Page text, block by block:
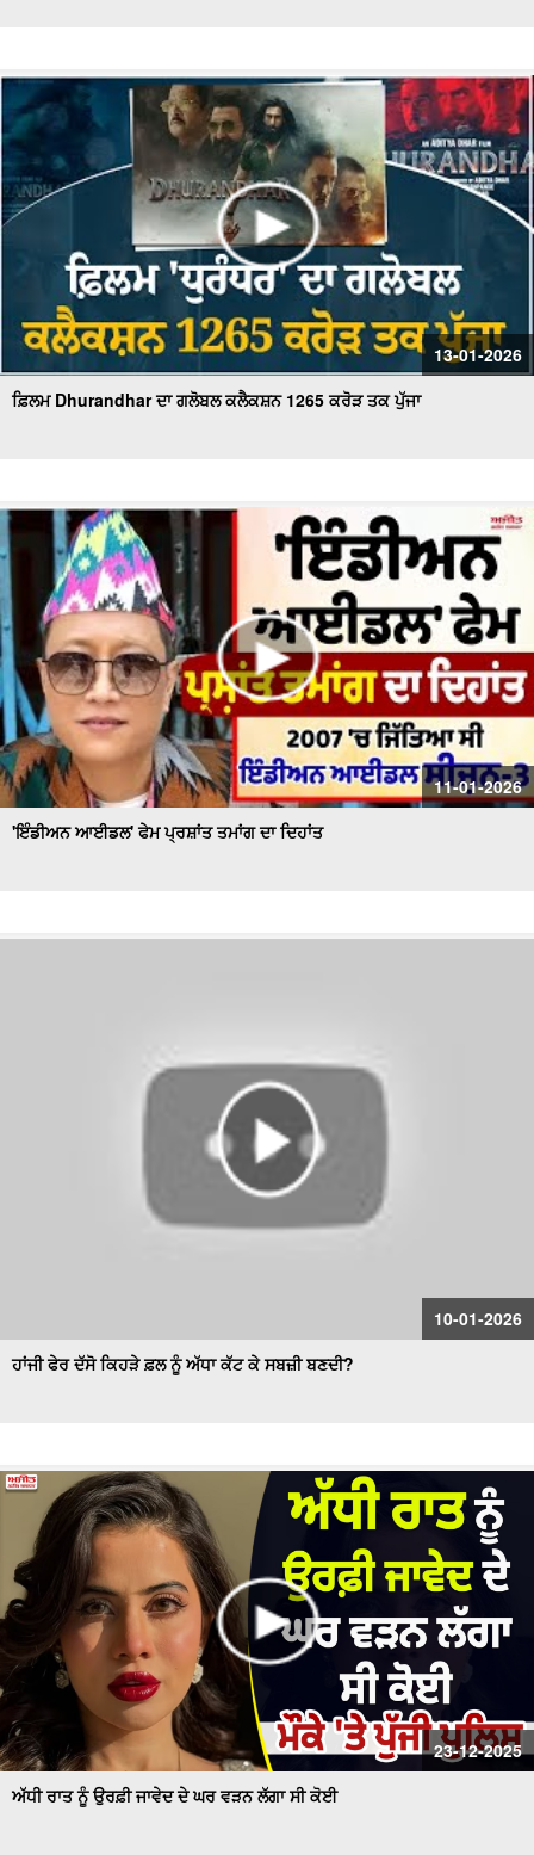
13-01-2026
ਫ਼ਿਲਮ Dhurandhar ਦਾ ਗਲੋਬਲ ਕਲੈਕਸ਼ਨ 1265 ਕਰੋੜ ਤਕ ਪੁੱਜਾ
11-01-2026
'ਇੰਡੀਅਨ ਆਈਡਲ' ਫੇਮ ਪ੍ਰਸ਼ਾਂਤ ਤਮਾਂਗ ਦਾ ਦਿਹਾਂਤ
10-01-2026
ਹਾਂਜੀ ਫੇਰ ਦੱਸੋ ਕਿਹੜੇ ਫ਼ਲ ਨੂੰ ਅੱਧਾ ਕੱਟ ਕੇ ਸਬਜ਼ੀ ਬਣਦੀ?
23-12-2025
ਅੱਧੀ ਰਾਤ ਨੂੰ ਉਰਫ਼ੀ ਜਾਵੇਦ ਦੇ ਘਰ ਵੜਨ ਲੱਗਾ ਸੀ ਕੋਈ